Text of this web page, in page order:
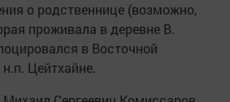
о родственнице (возможно,
проживала в деревне В.
в Восточной
Цейтхайне.